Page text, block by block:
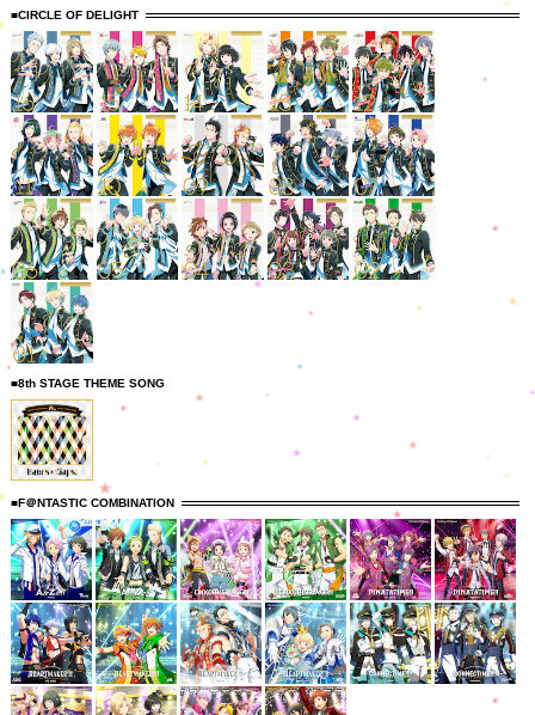
■CIRCLE OF DELIGHT
■8th STAGE THEME SONG
■F＠NTASTIC COMBINATION